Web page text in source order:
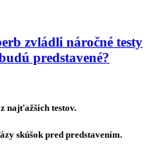
zvládli náročné testy
predstavené?
najťažších testov.
skúšok pred predstavením.